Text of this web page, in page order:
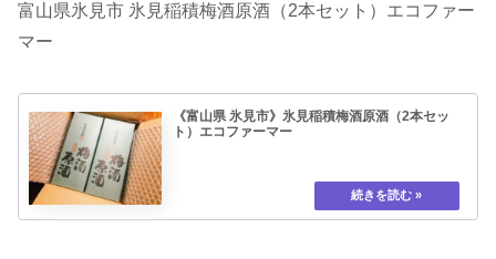
富山県氷見市 氷見稲積梅酒原酒（2本セット）エコファー
マー
《富山県 氷見市》氷見稲積梅酒原酒（2本セッ
ト）エコファーマー